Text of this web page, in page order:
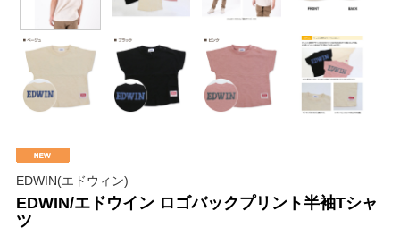
EDWIN(エドウィン)
EDWIN/エドウイン ロゴバックプリント半袖Tシャ
ツ